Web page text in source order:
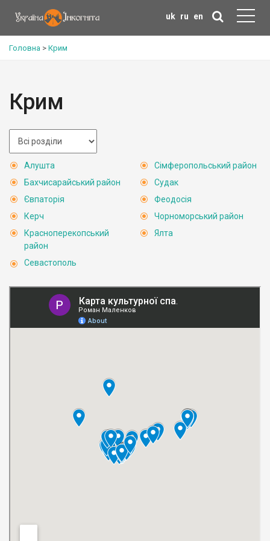
uk ru en
Головна > Крим
Крим
Алушта
Бахчисарайський район
Євпаторія
Керч
Красноперекопський
район
Севастополь
Сімферопольський район
Судак
Феодосія
Чорноморський район
Ялта